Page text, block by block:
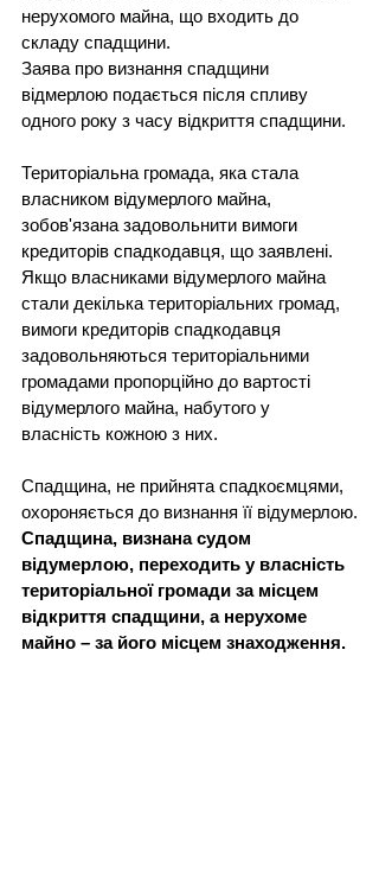
нерухомого майна, що входить до
складу спадщини.
Заява про визнання спадщини
відмерлою подається після спливу
одного року з часу відкриття спадщини.
Територіальна громада, яка стала
власником відумерлого майна,
зобов'язана задовольнити вимоги
кредиторів спадкодавця, що заявлені.
Якщо власниками відумерлого майна
стали декілька територіальних громад,
вимоги кредиторів спадкодавця
задовольняються територіальними
громадами пропорційно до вартості
відумерлого майна, набутого у
власність кожною з них.
Спадщина, не прийнята спадкоємцями,
охороняється до визнання її відумерлою.
Спадщина, визнана судом
відумерлою, переходить у власність
територіальної громади за місцем
відкриття спадщини, а нерухоме
майно – за його місцем знаходження.